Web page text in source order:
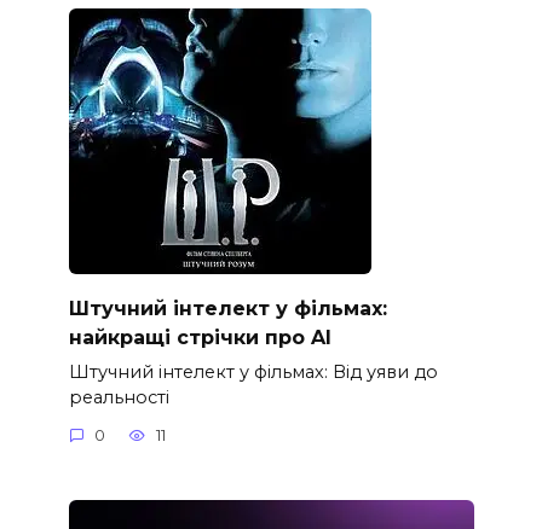
Штучний інтелект у фільмах:
найкращі стрічки про AI
Штучний інтелект у фільмах: Від уяви до
реальності
0 11